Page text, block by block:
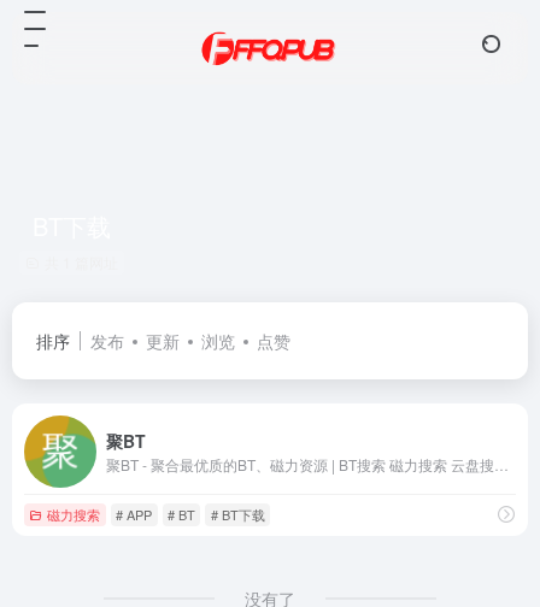
排序 发布 更新 浏览 点赞
聚BT
磁力搜索 # APP # BT # BT下载
没有了